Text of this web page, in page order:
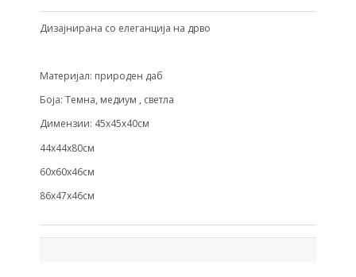
Дизајнирана со елеганција на дрво
Материјал: природен даб
Боја: Темна, медиум , светла
Димензии: 45х45х40см
44х44х80см
60х60х46см
86х47х46см